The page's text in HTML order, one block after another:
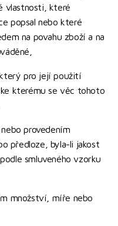
vlastnosti, které
popsal nebo které
na povahu zboží a na
pro její použití
kterému se věc tohoto
provedením
předloze, byla-li jakost
smluveného vzorku
množství, míře nebo